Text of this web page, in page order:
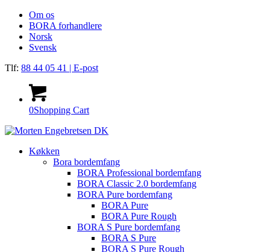
Om os
BORA forhandlere
Norsk
Svensk
Tlf: 88 44 05 41 | E-post
0Shopping Cart
Køkken
Bora bordemfang
BORA Professional bordemfang
BORA Classic 2.0 bordemfang
BORA Pure bordemfang
BORA Pure
BORA Pure Rough
BORA S Pure bordemfang
BORA S Pure
BORA S Pure Rough